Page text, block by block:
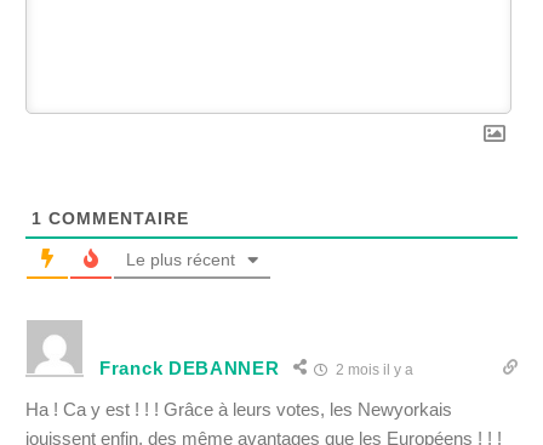
1 COMMENTAIRE
Le plus récent
Franck DEBANNER 2 mois il y a
Ha ! Ca y est ! ! ! Grâce à leurs votes, les Newyorkais
jouissent enfin, des même avantages que les Européens ! ! !